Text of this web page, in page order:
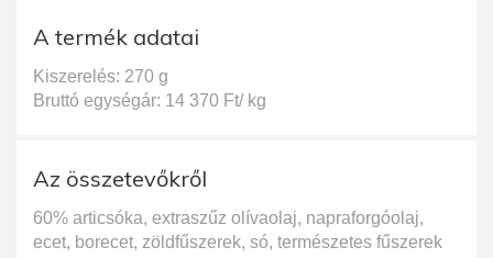
A termék adatai
Kiszerelés: 270 g
Bruttó egységár: 14 370 Ft/ kg
Az összetevőkről
60% articsóka, extraszűz olívaolaj, napraforgóolaj,
ecet, borecet, zöldfűszerek, só, természetes fűszerek